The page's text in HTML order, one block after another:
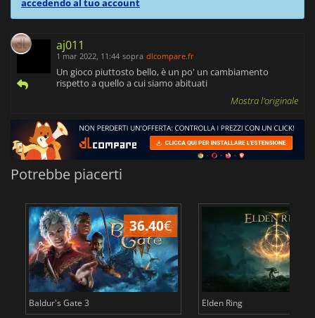
aj011
1 mar 2022, 11:44 sopra dlcompare.fr
Un gioco piuttosto bello, è un po' un cambiamento
rispetto a quello a cui siamo abituati
Mostra l'originale
Potrebbe piacerti
36.40€
Baldur's Gate 3 Elden Ring